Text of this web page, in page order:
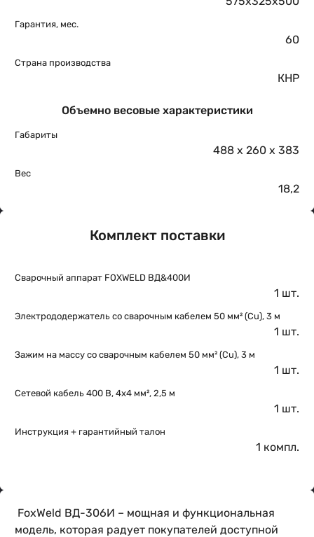
Гарантия, мес.
60
Страна производства
КНР
Объемно весовые характеристики
Габариты
488 х 260 х 383
Вес
18,2
Комплект поставки
Сварочный аппарат FOXWELD ВД&400И
1 шт.
Электрододержатель со сварочным кабелем 50 мм² (Cu), 3 м
1 шт.
Зажим на массу со сварочным кабелем 50 мм² (Cu), 3 м
1 шт.
Сетевой кабель 400 В, 4х4 мм², 2,5 м
1 шт.
Инструкция + гарантийный талон
1 компл.
FoxWeld ВД-306И – мощная и функциональная
модель, которая радует покупателей доступной